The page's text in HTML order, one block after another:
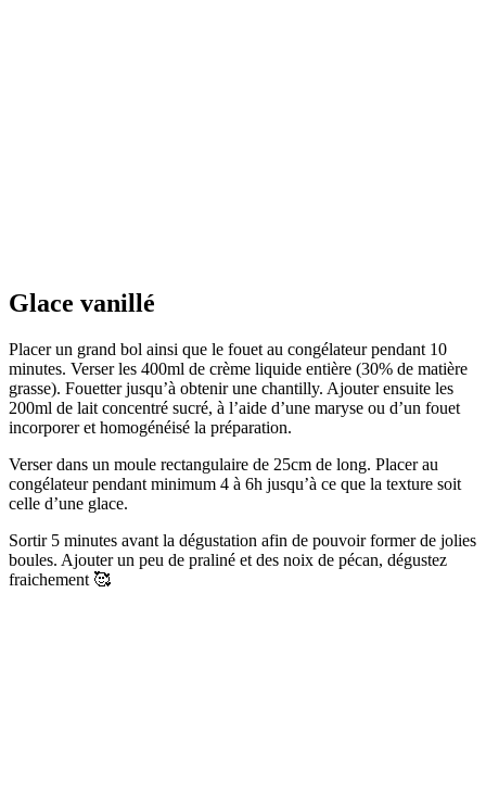
Glace vanillé
Placer un grand bol ainsi que le fouet au congélateur pendant 10
minutes. Verser les 400ml de crème liquide entière (30% de matière
grasse). Fouetter jusqu’à obtenir une chantilly. Ajouter ensuite les
200ml de lait concentré sucré, à l’aide d’une maryse ou d’un fouet
incorporer et homogénéisé la préparation.
Verser dans un moule rectangulaire de 25cm de long. Placer au
congélateur pendant minimum 4 à 6h jusqu’à ce que la texture soit
celle d’une glace.
Sortir 5 minutes avant la dégustation afin de pouvoir former de jolies
boules. Ajouter un peu de praliné et des noix de pécan, dégustez
fraichement 🥰